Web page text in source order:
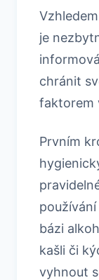
je
chránit
faktorem
Prvním
bázi
kašli či
vyhnout